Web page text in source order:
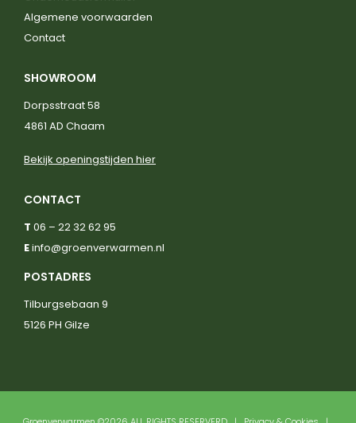
Algemene voorwaarden
Contact
SHOWROOM
Dorpsstraat 58
4861 AD Chaam
Bekijk openingstijden hier
CONTACT
T 06 – 22 32 62 95
Einfo@groenverwarmen.nl
POSTADRES
Tilburgsebaan 9
5126 PH Gilze